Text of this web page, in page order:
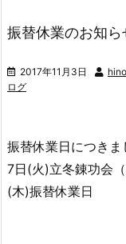
振替休業のお知ら
2017年11月3日
ログ
振替休業日につきま
7日(火)立冬錬功会
(木)振替休業日